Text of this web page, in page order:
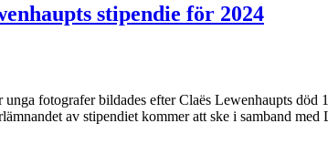
stipendie för 2024
fotografer bildades efter Claës Lewenhaupts
av stipendiet kommer att ske i samband